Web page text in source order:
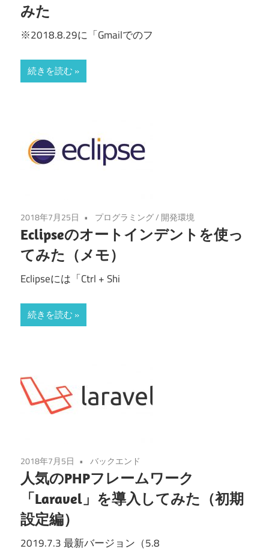
みた
※2018.8.29に「Gmailでのフ
続きを読む
2018年7月25日 プログラミング/ 開発環境
Eclipseのオートインデントを使っ
てみた（メモ）
Eclipseには「Ctrl + Shi
続きを読む
2018年7月5日 バックエンド
人気のPHPフレームワーク
「Laravel」を導入してみた（初期
設定編）
2019.7.3 最新バージョン（5.8